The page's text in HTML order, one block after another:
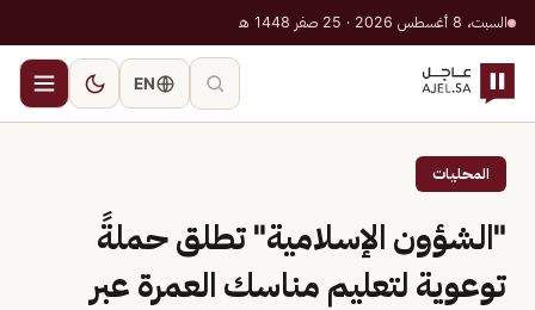
السبت، 8 أغسطس 2026 · 25 صفر 1448 هـ
EN
المحليات
"الشؤون الإسلامية" تطلق حملةً
توعوية لتعليم مناسك العمرة عبر